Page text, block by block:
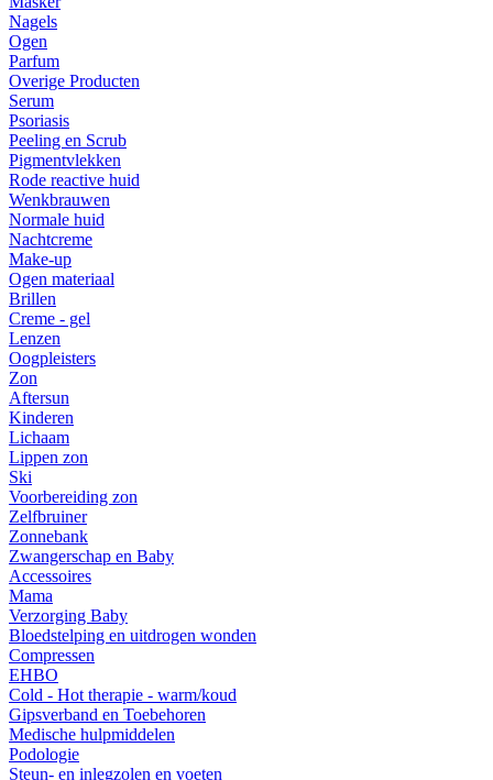
Nagels
Ogen
Parfum
Overige Producten
Serum
Psoriasis
Peeling en Scrub
Pigmentvlekken
Rode reactive huid
Wenkbrauwen
Normale huid
Nachtcreme
Make-up
Ogen materiaal
Brillen
Creme - gel
Lenzen
Oogpleisters
Zon
Aftersun
Kinderen
Lichaam
Lippen zon
Ski
Voorbereiding zon
Zelfbruiner
Zonnebank
Zwangerschap en Baby
Accessoires
Mama
Verzorging Baby
Bloedstelping en uitdrogen wonden
Compressen
EHBO
Cold - Hot therapie - warm/koud
Gipsverband en Toebehoren
Medische hulpmiddelen
Podologie
Steun- en inlegzolen en voeten